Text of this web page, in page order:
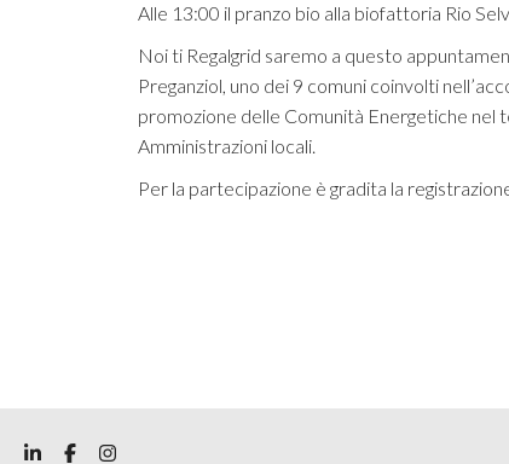
Alle 13:00 il pranzo bio alla biofattoria Rio
Noi ti Regalgrid saremo a questo
Preganziol, uno dei 9 comuni coinvolti
promozione delle Comunità Energetiche nel
Amministrazioni locali.
Per la partecipazione è gradita la